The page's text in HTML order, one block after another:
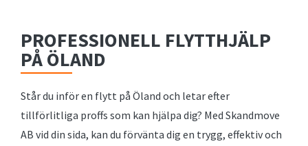
PROFESSIONELL FLYTTHJÄLP
PÅ ÖLAND
Står du inför en flytt på Öland och letar efter
tillförlitliga proffs som kan hjälpa dig? Med Skandmove
AB vid din sida, kan du förvänta dig en trygg, effektiv och